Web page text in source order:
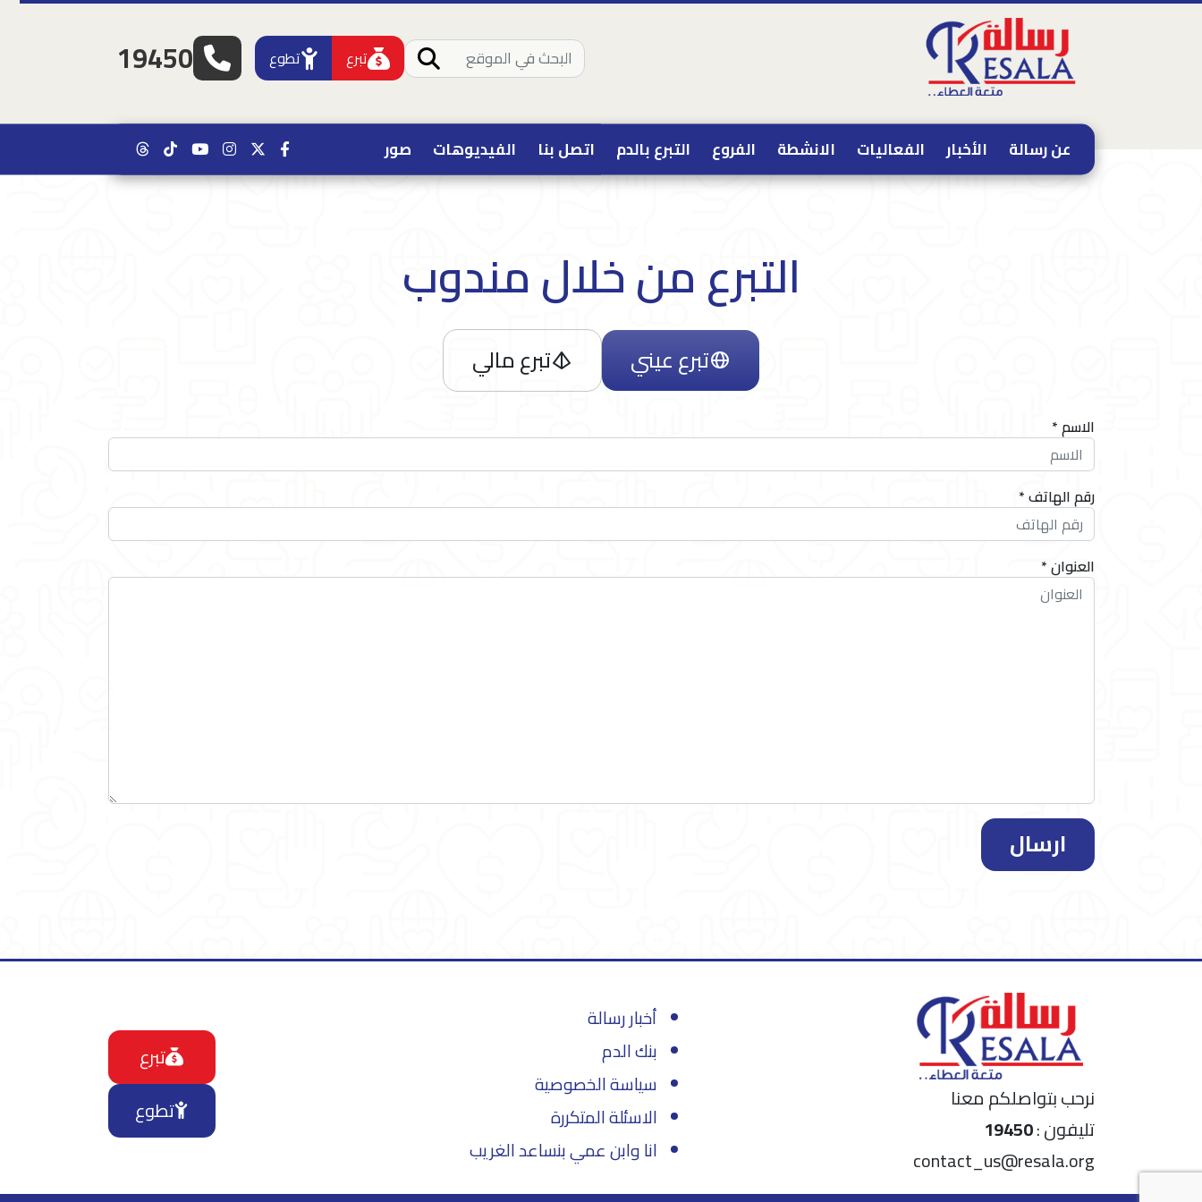
تبرع تطوع 19450
عن رسالة الأخبار الفعاليات الانشطة الفروع التبرع بالدم اتصل بنا الفيديوهات صور
التبرع من خلال مندوب
تبرع عيني تبرع مالي
الاسم *
رقم الهاتف *
العنوان *
ارسال
نرحب بتواصلكم معنا
تليفون :19450
contact_us@resala.org
أخبار رسالة
بنك الدم
سياسة الخصوصية
الاسئلة المتكررة
انا وابن عمي بنساعد الغريب
تبرع
تطوع